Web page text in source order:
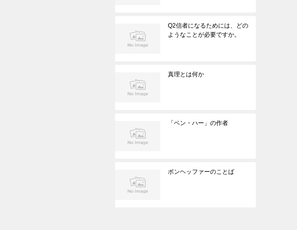
Q2信者になるためには、どの
ようなことが必要ですか。
真理とは何か
「ベン・ハー」の作者
ボンヘッファーのことば